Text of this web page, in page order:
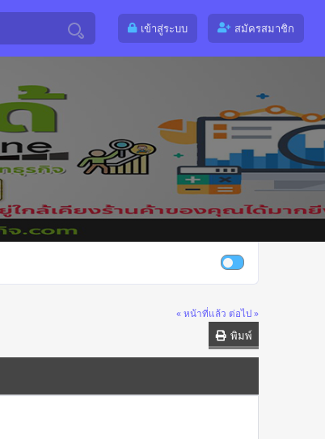
เข้าสู่ระบบ สมัครสมาชิก
« หน้าที่แล้ว ต่อไป »
พิมพ์